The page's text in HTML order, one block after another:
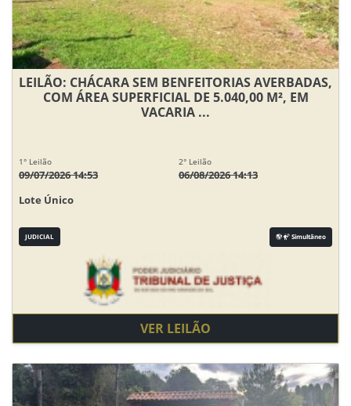
LEILÃO: CHÁCARA SEM BENFEITORIAS AVERBADAS,
COM ÁREA SUPERFICIAL DE 5.040,00 M², EM
VACARIA ...
1° Leilão
09/07/2026 14:53
2° Leilão
06/08/2026 14:13
Lote Único
JUDICIAL Simultâneo
VER LEILÃO